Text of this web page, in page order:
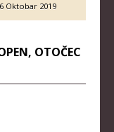
Oktobar 2019
OTOČEC